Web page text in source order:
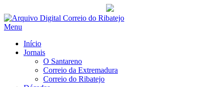
Saltar
para
Menu
Início
Jornais
O Santareno
Correio da Extremadura
Correio do Ribatejo